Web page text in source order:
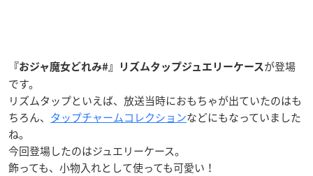
『おジャ魔女どれみ#』リズムタップジュエリーケース が登場
です。
リズムタップといえば、放送当時におもちゃが出ていたのはも
ちろん、 タップチャームコレクションなどにもなっていました
ね。
今回登場したのはジュエリーケース。
飾っても、小物入れとして使っても可愛い！